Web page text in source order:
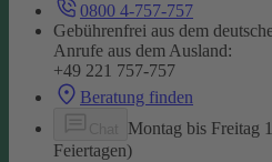
0800 4-757-757
Gebührenfrei aus dem
Anrufe aus dem Ausland:
+49 221 757-757
Beratung finden
Montag bis Freitag
Feiertagen)